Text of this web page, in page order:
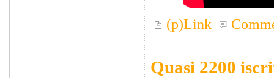
(p)Link
Quasi 2200